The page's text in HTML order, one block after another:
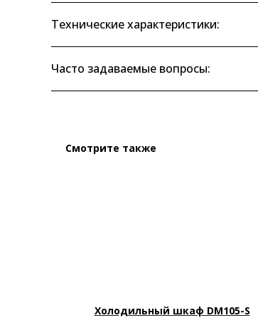
Технические характеристики:
Часто задаваемые вопросы:
Смотрите также
Холодильный шкаф DM105-S